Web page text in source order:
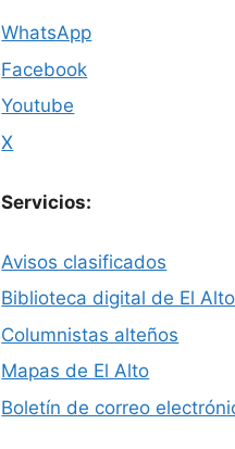
WhatsApp
Facebook
Youtube
X
Servicios:
Avisos clasificados
Biblioteca digital de El Alto
Columnistas alteños
Mapas de El Alto
Boletín de correo